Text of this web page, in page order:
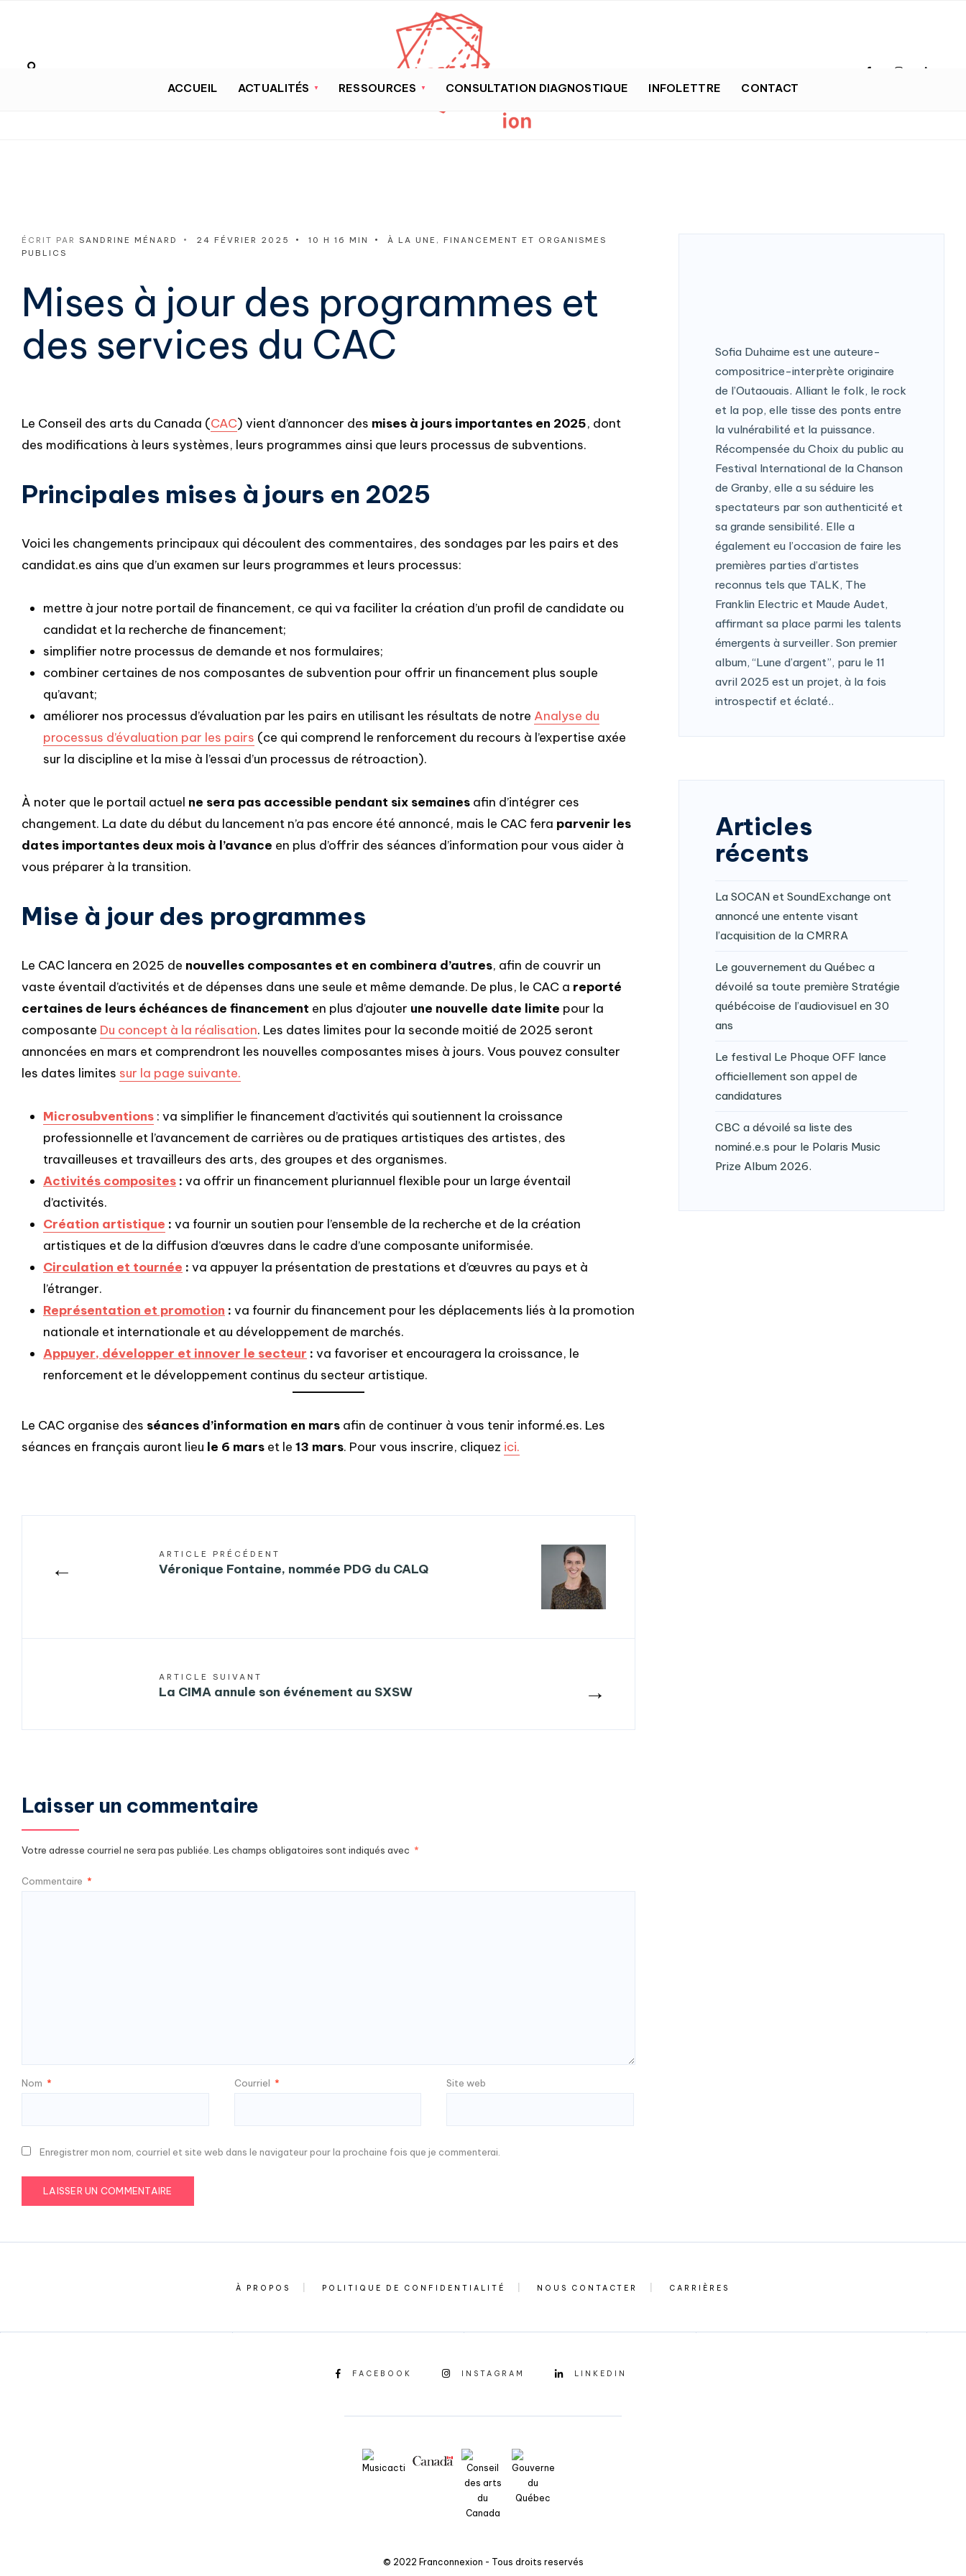
ACCUEIL ACTUALITÉS RESSOURCES CONSULTATION DIAGNOSTIQUE INFOLETTRE CONTACT
ÉCRIT PAR SANDRINE MÉNARD • 24 FÉVRIER 2025 • 10 H 16 MIN • À LA UNE , FINANCEMENT ET ORGANISMES
PUBLICS
Mises à jour des programmes et
des services du CAC
Le Conseil des arts du Canada (CAC) vient d’annoncer des mises à jours importantes en 2025, dont
des modifications à leurs systèmes, leurs programmes ainsi que leurs processus de subventions.
Principales mises à jours en 2025
Voici les changements principaux qui découlent des commentaires, des sondages par les pairs et des
candidat.es ains que d’un examen sur leurs programmes et leurs processus:
mettre à jour notre portail de financement, ce qui va faciliter la création d’un profil de candidate ou
candidat et la recherche de financement;
simplifier notre processus de demande et nos formulaires;
combiner certaines de nos composantes de subvention pour offrir un financement plus souple
qu’avant;
améliorer nos processus d’évaluation par les pairs en utilisant les résultats de notre Analyse du
processus d’évaluation par les pairs (ce qui comprend le renforcement du recours à l’expertise axée
sur la discipline et la mise à l’essai d’un processus de rétroaction).
À noter que le portail actuel ne sera pas accessible pendant six semaines afin d’intégrer ces
changement. La date du début du lancement n’a pas encore été annoncé, mais le CAC fera parvenir les
dates importantes deux mois à l’avance en plus d’offrir des séances d’information pour vous aider à
vous préparer à la transition.
Mise à jour des programmes
Le CAC lancera en 2025 de nouvelles composantes et en combinera d’autres, afin de couvrir un
vaste éventail d’activités et de dépenses dans une seule et même demande. De plus, le CAC a reporté
certaines de leurs échéances de financement en plus d’ajouter une nouvelle date limite pour la
composante Du concept à la réalisation. Les dates limites pour la seconde moitié de 2025 seront
annoncées en mars et comprendront les nouvelles composantes mises à jours. Vous pouvez consulter
les dates limites sur la page suivante.
Microsubventions : va simplifier le financement d’activités qui soutiennent la croissance
professionnelle et l’avancement de carrières ou de pratiques artistiques des artistes, des
travailleuses et travailleurs des arts, des groupes et des organismes.
Activités composites : va offrir un financement pluriannuel flexible pour un large éventail
d’activités.
Création artistique : va fournir un soutien pour l’ensemble de la recherche et de la création
artistiques et de la diffusion d’œuvres dans le cadre d’une composante uniformisée.
Circulation et tournée : va appuyer la présentation de prestations et d’œuvres au pays et à
l’étranger.
Représentation et promotion : va fournir du financement pour les déplacements liés à la promotion
nationale et internationale et au développement de marchés.
Appuyer, développer et innover le secteur : va favoriser et encouragera la croissance, le
renforcement et le développement continus du secteur artistique.
Le CAC organise des séances d’information en mars afin de continuer à vous tenir informé.es. Les
séances en français auront lieu le 6 mars et le 13 mars. Pour vous inscrire, cliquez ici.
←
ARTICLE PRÉCÉDENT
Véronique Fontaine, nommée PDG du CALQ
→
ARTICLE SUIVANT
La CIMA annule son événement au SXSW
Laisser un commentaire
Votre adresse courriel ne sera pas publiée. Les champs obligatoires sont indiqués avec *
Commentaire *
Nom * Courriel * Site web
Enregistrer mon nom, courriel et site web dans le navigateur pour la prochaine fois que je commenterai.
Sofia Duhaime est une auteure-
compositrice-interprète originaire
de l’Outaouais. Alliant le folk, le rock
et la pop, elle tisse des ponts entre
la vulnérabilité et la puissance.
Récompensée du Choix du public au
Festival International de la Chanson
de Granby, elle a su séduire les
spectateurs par son authenticité et
sa grande sensibilité. Elle a
également eu l’occasion de faire les
premières parties d’artistes
reconnus tels que TALK, The
Franklin Electric et Maude Audet,
affirmant sa place parmi les talents
émergents à surveiller. Son premier
album, “Lune d’argent”, paru le 11
avril 2025 est un projet, à la fois
introspectif et éclaté..
Articles
récents
La SOCAN et SoundExchange ont
annoncé une entente visant
l’acquisition de la CMRRA
Le gouvernement du Québec a
dévoilé sa toute première Stratégie
québécoise de l’audiovisuel en 30
ans
Le festival Le Phoque OFF lance
officiellement son appel de
candidatures
CBC a dévoilé sa liste des
nominé.e.s pour le Polaris Music
Prize Album 2026.
À PROPOS POLITIQUE DE CONFIDENTIALITÉ NOUS CONTACTER CARRIÈRES
FACEBOOK INSTAGRAM LINKEDIN
© 2022 Franconnexion - Tous droits reservés